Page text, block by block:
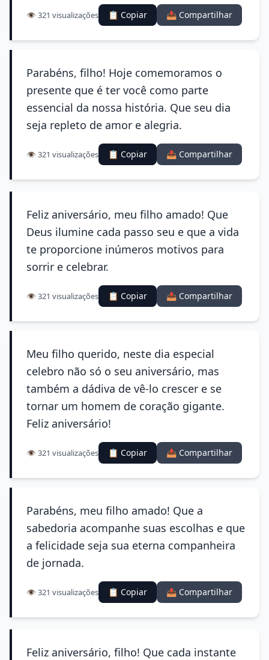
👁️ 321 visualizações 📋 Copiar 📤 Compartilhar
Parabéns, filho! Hoje comemoramos o
presente que é ter você como parte
essencial da nossa história. Que seu dia
seja repleto de amor e alegria.
👁️ 321 visualizações 📋 Copiar 📤 Compartilhar
Feliz aniversário, meu filho amado! Que
Deus ilumine cada passo seu e que a vida
te proporcione inúmeros motivos para
sorrir e celebrar.
👁️ 321 visualizações 📋 Copiar 📤 Compartilhar
Meu filho querido, neste dia especial
celebro não só o seu aniversário, mas
também a dádiva de vê-lo crescer e se
tornar um homem de coração gigante.
Feliz aniversário!
👁️ 321 visualizações 📋 Copiar 📤 Compartilhar
Parabéns, meu filho amado! Que a
sabedoria acompanhe suas escolhas e que
a felicidade seja sua eterna companheira
de jornada.
👁️ 321 visualizações 📋 Copiar 📤 Compartilhar
Feliz aniversário, filho! Que cada instante